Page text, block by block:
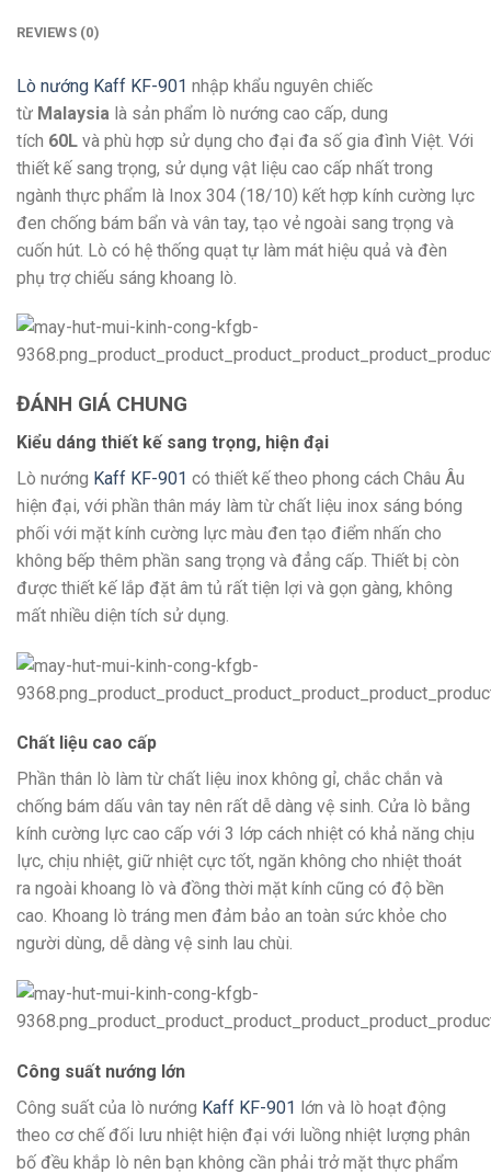
REVIEWS (0)
Lò nướng Kaff KF-901 nhập khẩu nguyên chiếc
từ Malaysia là sản phẩm lò nướng cao cấp, dung
tích 60L và phù hợp sử dụng cho đại đa số gia đình Việt. Với
thiết kế sang trọng, sử dụng vật liệu cao cấp nhất trong
ngành thực phẩm là Inox 304 (18/10) kết hợp kính cường lực
đen chống bám bẩn và vân tay, tạo vẻ ngoài sang trọng và
cuốn hút. Lò có hệ thống quạt tự làm mát hiệu quả và đèn
phụ trợ chiếu sáng khoang lò.
ĐÁNH GIÁ CHUNG
Kiểu dáng thiết kế sang trọng, hiện đại
Lò nướng Kaff KF-901 có thiết kế theo phong cách Châu Âu
hiện đại, với phần thân máy làm từ chất liệu inox sáng bóng
phối với mặt kính cường lực màu đen tạo điểm nhấn cho
không bếp thêm phần sang trọng và đẳng cấp. Thiết bị còn
được thiết kế lắp đặt âm tủ rất tiện lợi và gọn gàng, không
mất nhiều diện tích sử dụng.
Chất liệu cao cấp
Phần thân lò làm từ chất liệu inox không gỉ, chắc chắn và
chống bám dấu vân tay nên rất dễ dàng vệ sinh. Cửa lò bằng
kính cường lực cao cấp với 3 lớp cách nhiệt có khả năng chịu
lực, chịu nhiệt, giữ nhiệt cực tốt, ngăn không cho nhiệt thoát
ra ngoài khoang lò và đồng thời mặt kính cũng có độ bền
cao. Khoang lò tráng men đảm bảo an toàn sức khỏe cho
người dùng, dễ dàng vệ sinh lau chùi.
Công suất nướng lớn
Công suất của lò nướng Kaff KF-901 lớn và lò hoạt động
theo cơ chế đối lưu nhiệt hiện đại với luồng nhiệt lượng phân
bố đều khắp lò nên bạn không cần phải trở mặt thực phẩm